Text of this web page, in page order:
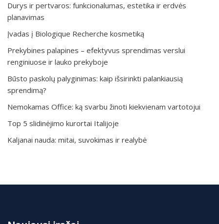
Durys ir pertvaros: funkcionalumas, estetika ir erdvės
planavimas
Įvadas į Biologique Recherche kosmetiką
Prekybines palapines – efektyvus sprendimas verslui
renginiuose ir lauko prekyboje
Būsto paskolų palyginimas: kaip išsirinkti palankiausią
sprendimą?
Nemokamas Office: ką svarbu žinoti kiekvienam vartotojui
Top 5 slidinėjimo kurortai Italijoje
Kaljanai nauda: mitai, suvokimas ir realybė